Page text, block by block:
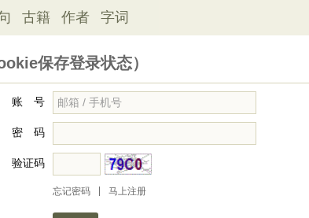
古籍 作者 字词
保存登录状态）
账 号
密 码
验证码
忘记密码 马上注册